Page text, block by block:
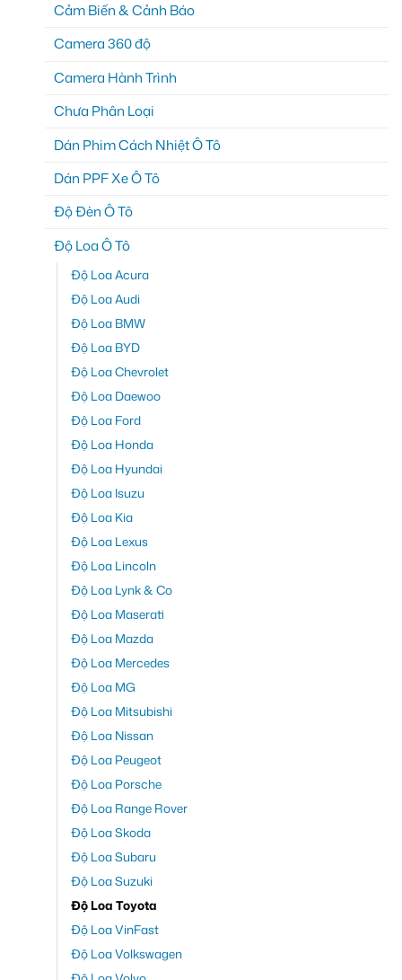
Cảm Biến & Cảnh Báo
Camera 360 độ
Camera Hành Trình
Chưa Phân Loại
Dán Phim Cách Nhiệt Ô Tô
Dán PPF Xe Ô Tô
Độ Đèn Ô Tô
Độ Loa Ô Tô
Độ Loa Acura
Độ Loa Audi
Độ Loa BMW
Độ Loa BYD
Độ Loa Chevrolet
Độ Loa Daewoo
Độ Loa Ford
Độ Loa Honda
Độ Loa Hyundai
Độ Loa Isuzu
Độ Loa Kia
Độ Loa Lexus
Độ Loa Lincoln
Độ Loa Lynk & Co
Độ Loa Maserati
Độ Loa Mazda
Độ Loa Mercedes
Độ Loa MG
Độ Loa Mitsubishi
Độ Loa Nissan
Độ Loa Peugeot
Độ Loa Porsche
Độ Loa Range Rover
Độ Loa Skoda
Độ Loa Subaru
Độ Loa Suzuki
Độ Loa Toyota
Độ Loa VinFast
Độ Loa Volkswagen